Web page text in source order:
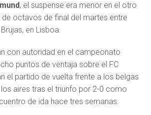
, el suspense era menor en el otro
octavos de final del martes entre
en Lisboa.
con autoridad en el campeonato
puntos de ventaja sobre el FC
el partido de vuelta frente a los belgas
aires tras el triunfo por 2-0 como
de ida hace tres semanas.